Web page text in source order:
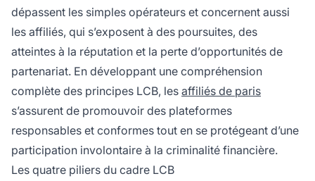
dépassent les simples opérateurs et concernent aussi
les affiliés, qui s’exposent à des poursuites, des
atteintes à la réputation et la perte d’opportunités de
partenariat. En développant une compréhension
complète des principes LCB, les affiliés de paris
s’assurent de promouvoir des plateformes
responsables et conformes tout en se protégeant d’une
participation involontaire à la criminalité financière.
Les quatre piliers du cadre LCB